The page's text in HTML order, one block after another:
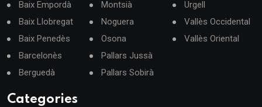
Baix Empordà
Baix Llobregat
Baix Penedès
Barcelonès
Berguedà
Montsià
Noguera
Osona
Pallars Jussà
Pallars Sobirà
Urgell
Vallès Occidental
Vallès Oriental
Categories